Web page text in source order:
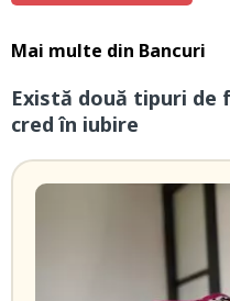
Mai multe din Bancuri
Există două tipuri de
cred în iubire